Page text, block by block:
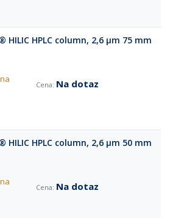
HILIC HPLC column, 2,6 µm 75 mm
Na dotaz
HILIC HPLC column, 2,6 µm 50 mm
Na dotaz